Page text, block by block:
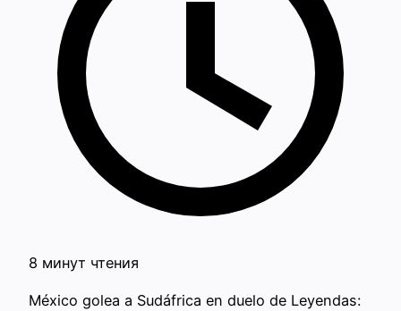
8 минут чтения
México golea a Sudáfrica en duelo de Leyendas: